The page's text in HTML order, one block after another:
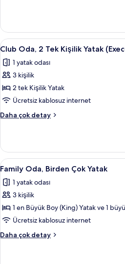
Bay
View)
için
tüm
fotoğrafları
görün
Büyük
(King)
Boy
(Executive,
Marina
View)
hakkında
fazla
Club
Oda,
2
Tek
Kişilik
Yatak
(Executive,
Marina
View)
için
tüm
fotoğrafları
görün
1
Club Oda, 2 Tek Kişilik Yatak
1 yatak odası
3 kişilik
2 tek Kişilik Yatak
Ücretsiz kablosuz internet
Daha çok detay
Club
Kişilik
Yatak
(Executive,
Marina
Bay
View)
daha
fazla
Family
Oda,
Birden
Çok
Yatak
için
tüm
fotoğrafları
2
Family Oda, Birden Çok Yatak
1 yatak odası
3 kişilik
1 en Büyük Boy (King) Yatak ve 1
Ücretsiz kablosuz internet
Daha çok detay
Family